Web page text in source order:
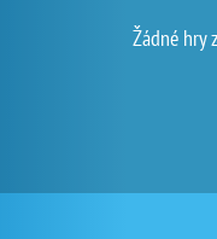
Žádné hry